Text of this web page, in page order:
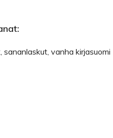
sananlaskut, vanha kirjasuomi